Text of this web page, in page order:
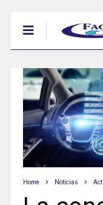
Home Noticias